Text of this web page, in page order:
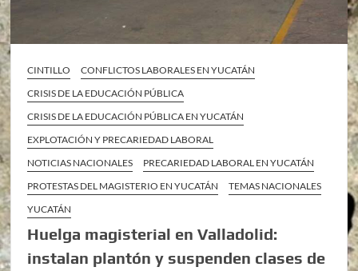
CINTILLO
CONFLICTOS LABORALES EN YUCATÁN
CRISIS DE LA EDUCACIÓN PÚBLICA
CRISIS DE LA EDUCACIÓN PÚBLICA EN YUCATÁN
EXPLOTACIÓN Y PRECARIEDAD LABORAL
NOTICIAS NACIONALES
PRECARIEDAD LABORAL EN YUCATÁN
PROTESTAS DEL MAGISTERIO EN YUCATÁN
TEMAS NACIONALES
YUCATÁN
Huelga magisterial en Valladolid:
instalan plantón y suspenden clases de